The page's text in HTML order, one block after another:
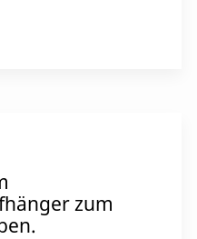
zum